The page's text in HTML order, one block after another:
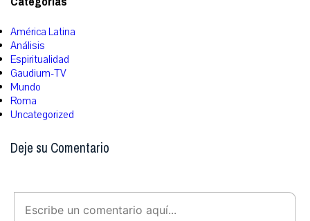
América Latina
Análisis
Espiritualidad
Gaudium-TV
Mundo
Roma
Uncategorized
Deje su Comentario